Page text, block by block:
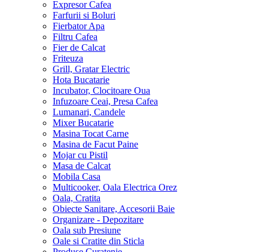
Expresor Cafea
Farfurii si Boluri
Fierbator Apa
Filtru Cafea
Fier de Calcat
Friteuza
Grill, Gratar Electric
Hota Bucatarie
Incubator, Clocitoare Oua
Infuzoare Ceai, Presa Cafea
Lumanari, Candele
Mixer Bucatarie
Masina Tocat Carne
Masina de Facut Paine
Mojar cu Pistil
Masa de Calcat
Mobila Casa
Multicooker, Oala Electrica Orez
Oala, Cratita
Obiecte Sanitare, Accesorii Baie
Organizare - Depozitare
Oala sub Presiune
Oale si Cratite din Sticla